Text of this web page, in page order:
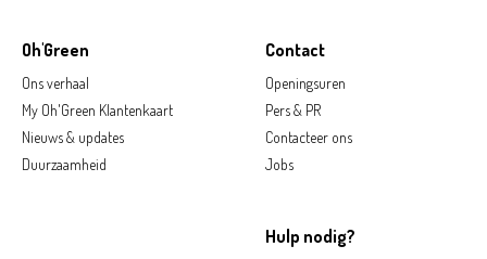
Oh'Green
Ons verhaal
My Oh'Green Klantenkaart
Nieuws & updates
Duurzaamheid
Contact
Openingsuren
Pers & PR
Contacteer ons
Jobs
Hulp nodig?